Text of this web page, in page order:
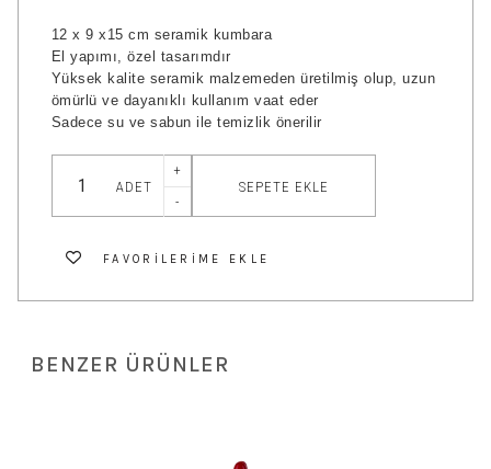
12 x 9 x15 cm seramik kumbara
El yapımı, özel tasarımdır
Yüksek kalite seramik malzemeden üretilmiş olup, uzun
ömürlü ve dayanıklı kullanım vaat eder
Sadece su ve sabun ile temizlik önerilir
ADET
+
-
SEPETE EKLE
FAVORILERIME EKLE
BENZER ÜRÜNLER